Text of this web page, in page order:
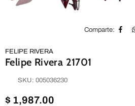
Comparte:
FELIPE RIVERA
Felipe Rivera 21701
SKU: 005036230
Precio
$ 1,987.00